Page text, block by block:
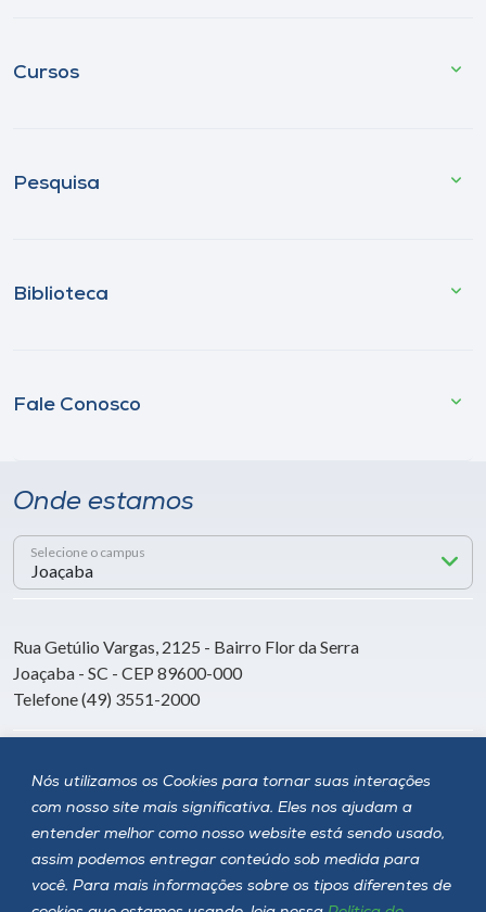
Nós utilizamos os Cookies para tornar suas interações
com nosso site mais significativa. Eles nos ajudam a
entender melhor como nosso website está sendo usado,
assim podemos entregar conteúdo sob medida para
você. Para mais informações sobre os tipos diferentes de
Cursos
Pesquisa
Biblioteca
Fale Conosco
Onde estamos
Selecione o campus
Rua Getúlio Vargas, 2125 - Bairro Flor da Serra
Joaçaba - SC - CEP 89600-000
Telefone (49) 3551-2000
Siga a Unoesc